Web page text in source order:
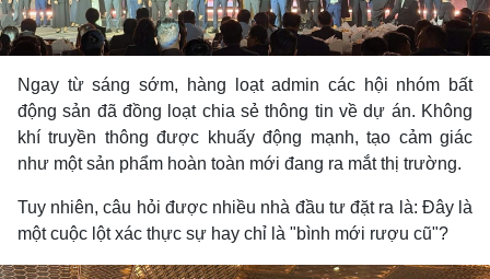
Ngay từ sáng sớm, hàng loạt admin các hội nhóm bất
động sản đã đồng loạt chia sẻ thông tin về dự án. Không
khí truyền thông được khuấy động mạnh, tạo cảm giác
như một sản phẩm hoàn toàn mới đang ra mắt thị trường.
Tuy nhiên, câu hỏi được nhiều nhà đầu tư đặt ra là: Đây là
một cuộc lột xác thực sự hay chỉ là "bình mới rượu cũ"?